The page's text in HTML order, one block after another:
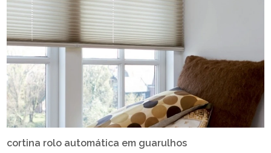
cortina rolo automática em guarulhos